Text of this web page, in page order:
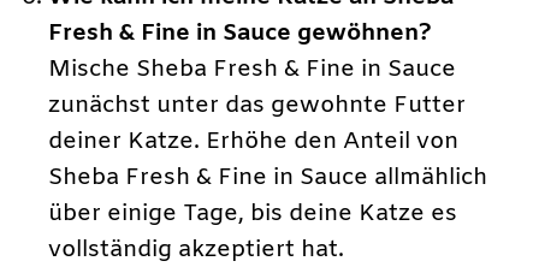
Fresh & Fine in Sauce gewöhnen?
Mische Sheba Fresh & Fine in Sauce
zunächst unter das gewohnte Futter
deiner Katze. Erhöhe den Anteil von
Sheba Fresh & Fine in Sauce allmählich
über einige Tage, bis deine Katze es
vollständig akzeptiert hat.